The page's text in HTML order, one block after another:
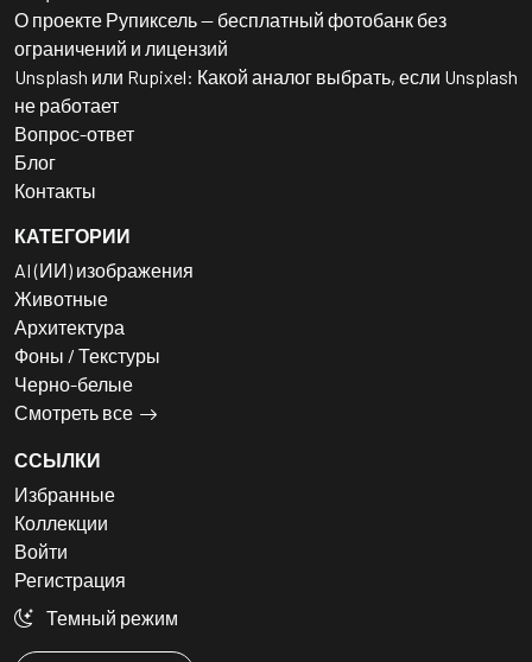
О проекте Рупиксель — бесплатный фотобанк без
ограничений и лицензий
Unsplash или Rupixel: Какой аналог выбрать, если Unsplash
не работает
Вопрос-ответ
Блог
Контакты
КАТЕГОРИИ
AI (ИИ) изображения
Животные
Архитектура
Фоны / Текстуры
Черно-белые
Смотреть все
ССЫЛКИ
Избранные
Коллекции
Войти
Регистрация
Темный режим